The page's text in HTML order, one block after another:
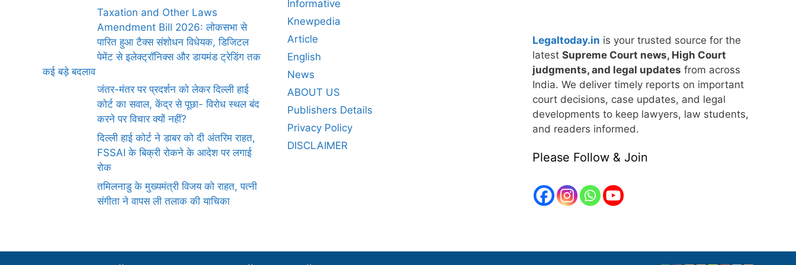
Taxation and Other Laws
Amendment Bill 2026: लोकसभा से
पारित हुआ टैक्स संशोधन विधेयक, डिजिटल
पेमेंट से इलेक्ट्रॉनिक्स और डायमंड ट्रेडिंग तक
कई बड़े बदलाव
जंतर-मंतर पर प्रदर्शन को लेकर दिल्ली हाई
कोर्ट का सवाल, केंद्र से पूछा- विरोध स्थल बंद
करने पर विचार क्यों नहीं?
दिल्ली हाई कोर्ट ने डाबर को दी अंतरिम राहत,
FSSAI के बिक्री रोकने के आदेश पर लगाई
रोक
तमिलनाडु के मुख्यमंत्री विजय को राहत, पत्नी
संगीता ने वापस ली तलाक की याचिका
Informative
Knewpedia
Article
English
News
ABOUT US
Publishers Details
Privacy Policy
DISCLAIMER
Legaltoday.in is your trusted source for the
latest Supreme Court news, High Court
judgments, and legal updates from across
India. We deliver timely reports on important
court decisions, case updates, and legal
developments to keep lawyers, law students,
and readers informed.
Please Follow & Join